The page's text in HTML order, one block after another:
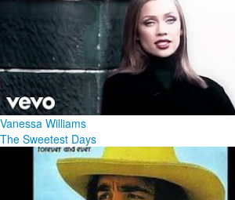
Vanessa Williams
The Sweetest Days